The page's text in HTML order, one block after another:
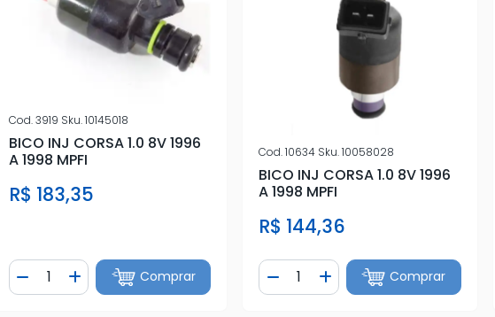
Cod.3919 Sku.10145018
BICO INJ CORSA 1.0 8V 1996
A 1998 MPFI
R$ 183,35
Diminuir Quantidade
Quantidade
Adicionar Quantidade
Comprar
Cod.10634 Sku.10058028
BICO INJ CORSA 1.0 8V 1996
A 1998 MPFI
R$ 144,36
Diminuir Quantidade
Quantidade
Adicionar Quantidade
Comprar